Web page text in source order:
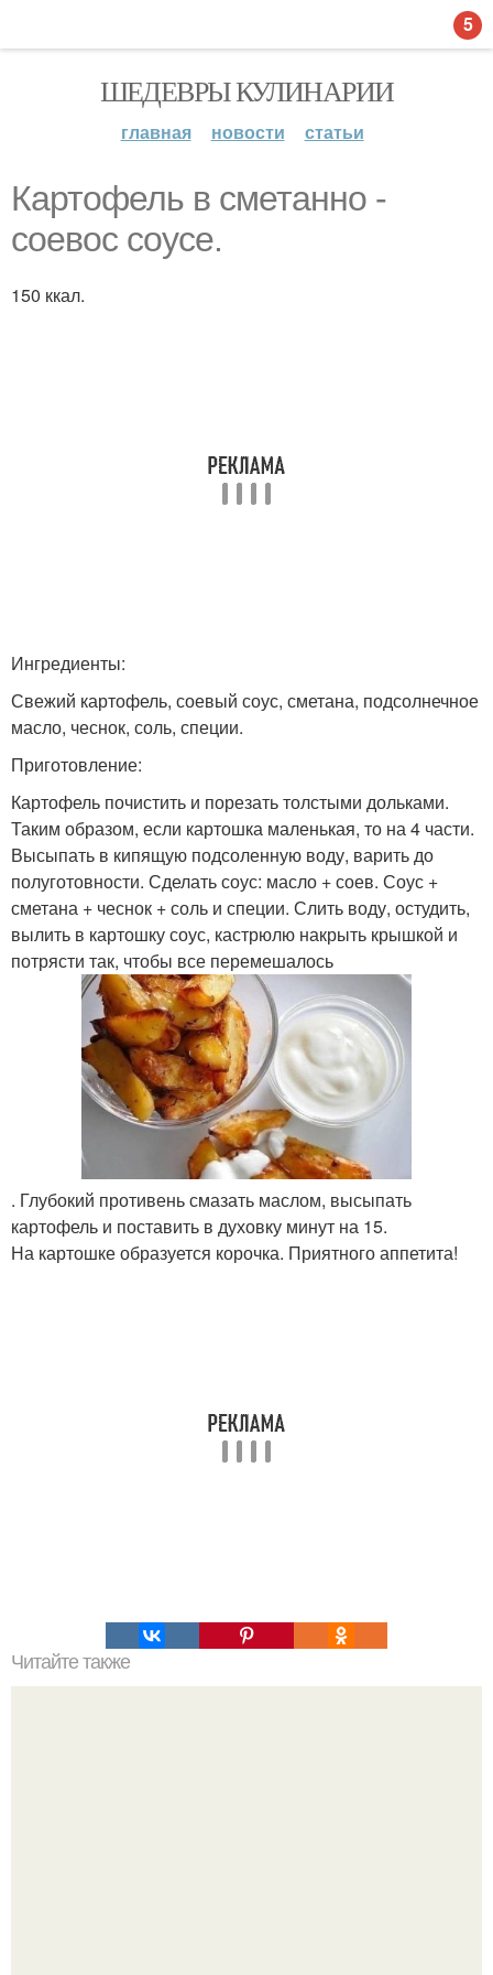
ШЕДЕВРЫ КУЛИНАРИИ
главная новости статьи
Картофель в сметанно -
соевос соусе.
150 ккал.
Ингредиенты:
Свежий картофель, соевый соус, сметана, подсолнечное
масло, чеснок, соль, специи.
Приготовление:
Картофель почистить и порезать толстыми дольками.
Таким образом, если картошка маленькая, то на 4 части.
Высыпать в кипящую подсоленную воду, варить до
полуготовности. Сделать соус: масло + соев. Соус +
сметана + чеснок + соль и специи. Слить воду, остудить,
вылить в картошку соус, кастрюлю накрыть крышкой и
потрясти так, чтобы все перемешалось
. Глубокий противень смазать маслом, высыпать
картофель и поставить в духовку минут на 15.
На картошке образуется корочка. Приятного аппетита!
Читайте также
5